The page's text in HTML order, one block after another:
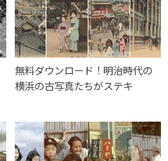
無料ダウンロード！明治時代の
横浜の古写真たちがステキ